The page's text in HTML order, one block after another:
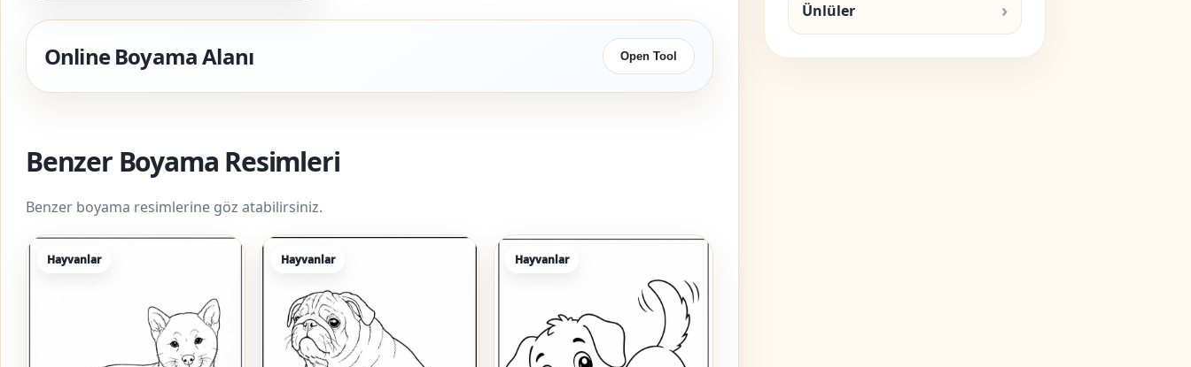
Online Boyama Alanı Open Tool
Benzer Boyama Resimleri
Benzer boyama resimlerine göz atabilirsiniz.
Hayvanlar Hayvanlar Hayvanlar
Ünlüler